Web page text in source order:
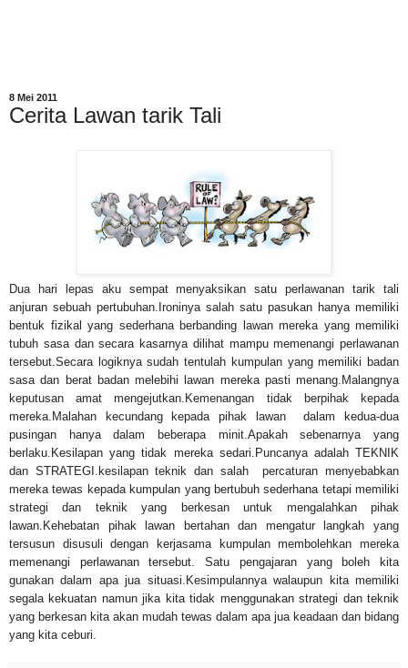
8 Mei 2011
Cerita Lawan tarik Tali
Dua hari lepas aku sempat menyaksikan satu perlawanan tarik tali
anjuran sebuah pertubuhan.Ironinya salah satu pasukan hanya memiliki
bentuk fizikal yang sederhana berbanding lawan mereka yang memiliki
tubuh sasa dan secara kasarnya dilihat mampu memenangi perlawanan
tersebut.Secara logiknya sudah tentulah kumpulan yang memiliki badan
sasa dan berat badan melebihi lawan mereka pasti menang.Malangnya
keputusan amat mengejutkan.Kemenangan tidak berpihak kepada
mereka.Malahan kecundang kepada pihak lawan dalam kedua-dua
pusingan hanya dalam beberapa minit.Apakah sebenarnya yang
berlaku.Kesilapan yang tidak mereka sedari.Puncanya adalah TEKNIK
dan STRATEGI.kesilapan teknik dan salah percaturan menyebabkan
mereka tewas kepada kumpulan yang bertubuh sederhana tetapi memiliki
strategi dan teknik yang berkesan untuk mengalahkan pihak
lawan.Kehebatan pihak lawan bertahan dan mengatur langkah yang
tersusun disusuli dengan kerjasama kumpulan membolehkan mereka
memenangi perlawanan tersebut. Satu pengajaran yang boleh kita
gunakan dalam apa jua situasi.Kesimpulannya walaupun kita memiliki
segala kekuatan namun jika kita tidak menggunakan strategi dan teknik
yang berkesan kita akan mudah tewas dalam apa jua keadaan dan bidang
yang kita ceburi.